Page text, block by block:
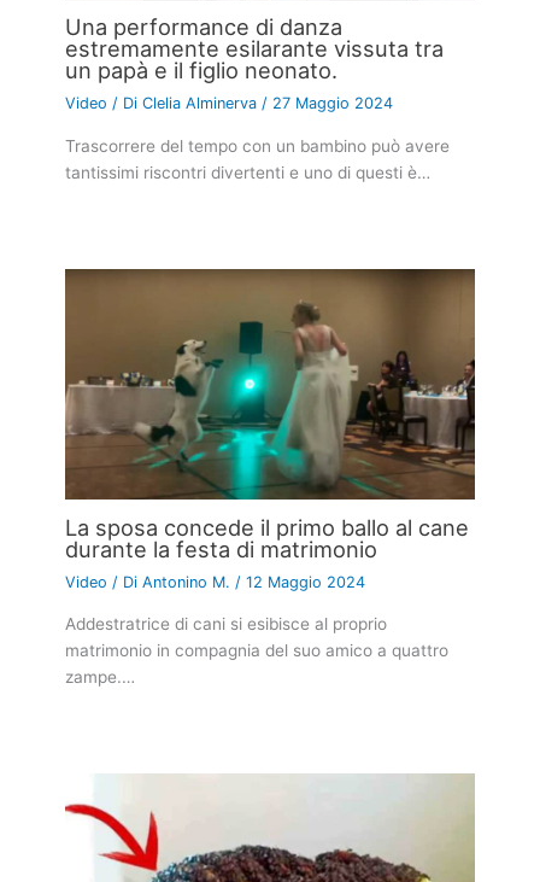
Una performance di danza
estremamente esilarante vissuta tra
un papà e il figlio neonato.
Video / DiClelia Alminerva/ 27 Maggio 2024
Trascorrere del tempo con un bambino può avere
tantissimi riscontri divertenti e uno di questi è…
La sposa concede il primo ballo al cane
durante la festa di matrimonio
Video / DiAntonino M. /12 Maggio 2024
Addestratrice di cani si esibisce al proprio
matrimonio in compagnia del suo amico a quattro
zampe.…